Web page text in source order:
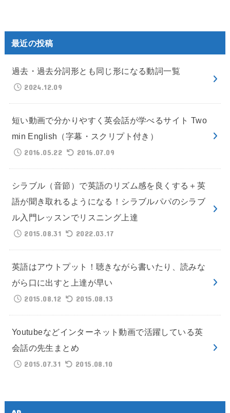
最近の投稿
過去・過去分詞形とも同じ形になる動詞一覧
2024.12.09
短い動画で分かりやすく英会話が学べるサイト Two
min English（字幕・スクリプト付き）
2016.05.22
2016.07.09
シラブル（音節）で英語のリズム感を良くする＋英
語が聞き取れるようになる！シラブルパパのシラブ
ル入門レッスンでリスニング上達
2015.08.31
2022.03.17
英語はアウトプット！聴きながら書いたり、読みな
がら口に出すと上達が早い
2015.08.12
2015.08.13
Youtubeなどインターネット動画で活躍している英
会話の先生まとめ
2015.07.31
2015.08.10